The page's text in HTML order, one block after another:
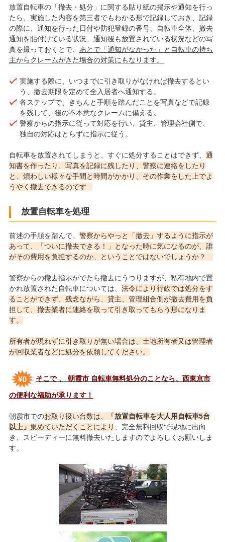
放置自転車の「撤去・処分」に関する貼り紙の掲示や通知を行っ
たら、実施した内容を第三者でもわかる形で記録しておき、記録
の際に、通知を行った日付や防犯登録の番号、自転車全体、撤去
通知を貼付けている状況、通知後も放置されている状況などの写
真を撮っておくとで、 あとで「通知がなかった」と自転車の持ち
主からクレームがきた場合の対策にもなります。
実施する際に、いつまでに引き取りがなければ撤去するとい
う、撤去期限を定めて全入居者へ通知する。
各ステップで、きちんと手順を踏んだことを写真などで記録
を残して、後の不本意なクレームに備える。
警察からの指示に従って対応を行い、貸主、管理会社側で、
独自の対応はとらずに指示に従う。
自転車を放置されてしまうと、すぐに処分することはできず、 通
知書を作ったり、写真を記録に残したり、警察に連絡をしたり
と、煩わしい様々な手間と時間がかかり、その作業をした上でよ
うやく撤去できるのです...
放置自転車を処理
前述の手順を踏んで、 警察からやっと「撤去」するように指示が
あって、「ついに撤去できる！」となった時に気になるのが、誰
がその費用を負担するのか、ということではないでしょうか？
警察からの撤去指示がでたら撤去にうつりますが、私有地内で置
かれ放置された自転車については、 法令により行政では処分をす
ることができず、残念ながら、貸主、管理組合側が撤去費用を負
担して、撤去業者に連絡を取って引き取ってもらう形になりま
す。
所有者が現れずに引き取りが無い場合は、土地所有者又は管理者
が回収業者などに処分を依頼してください。
そこで 、 朝霞市 自転車無料処分のことなら、西東京市
の便利な福助が承ります！
朝霞市でのお取り扱い台数は、
「放置自転車を大人用自転車5台
以上」 集めていただくことにより 、完全無料回収で現地に出向
き、スピーディーに無料撤去いたしますのでよろしくお願いしま
す。